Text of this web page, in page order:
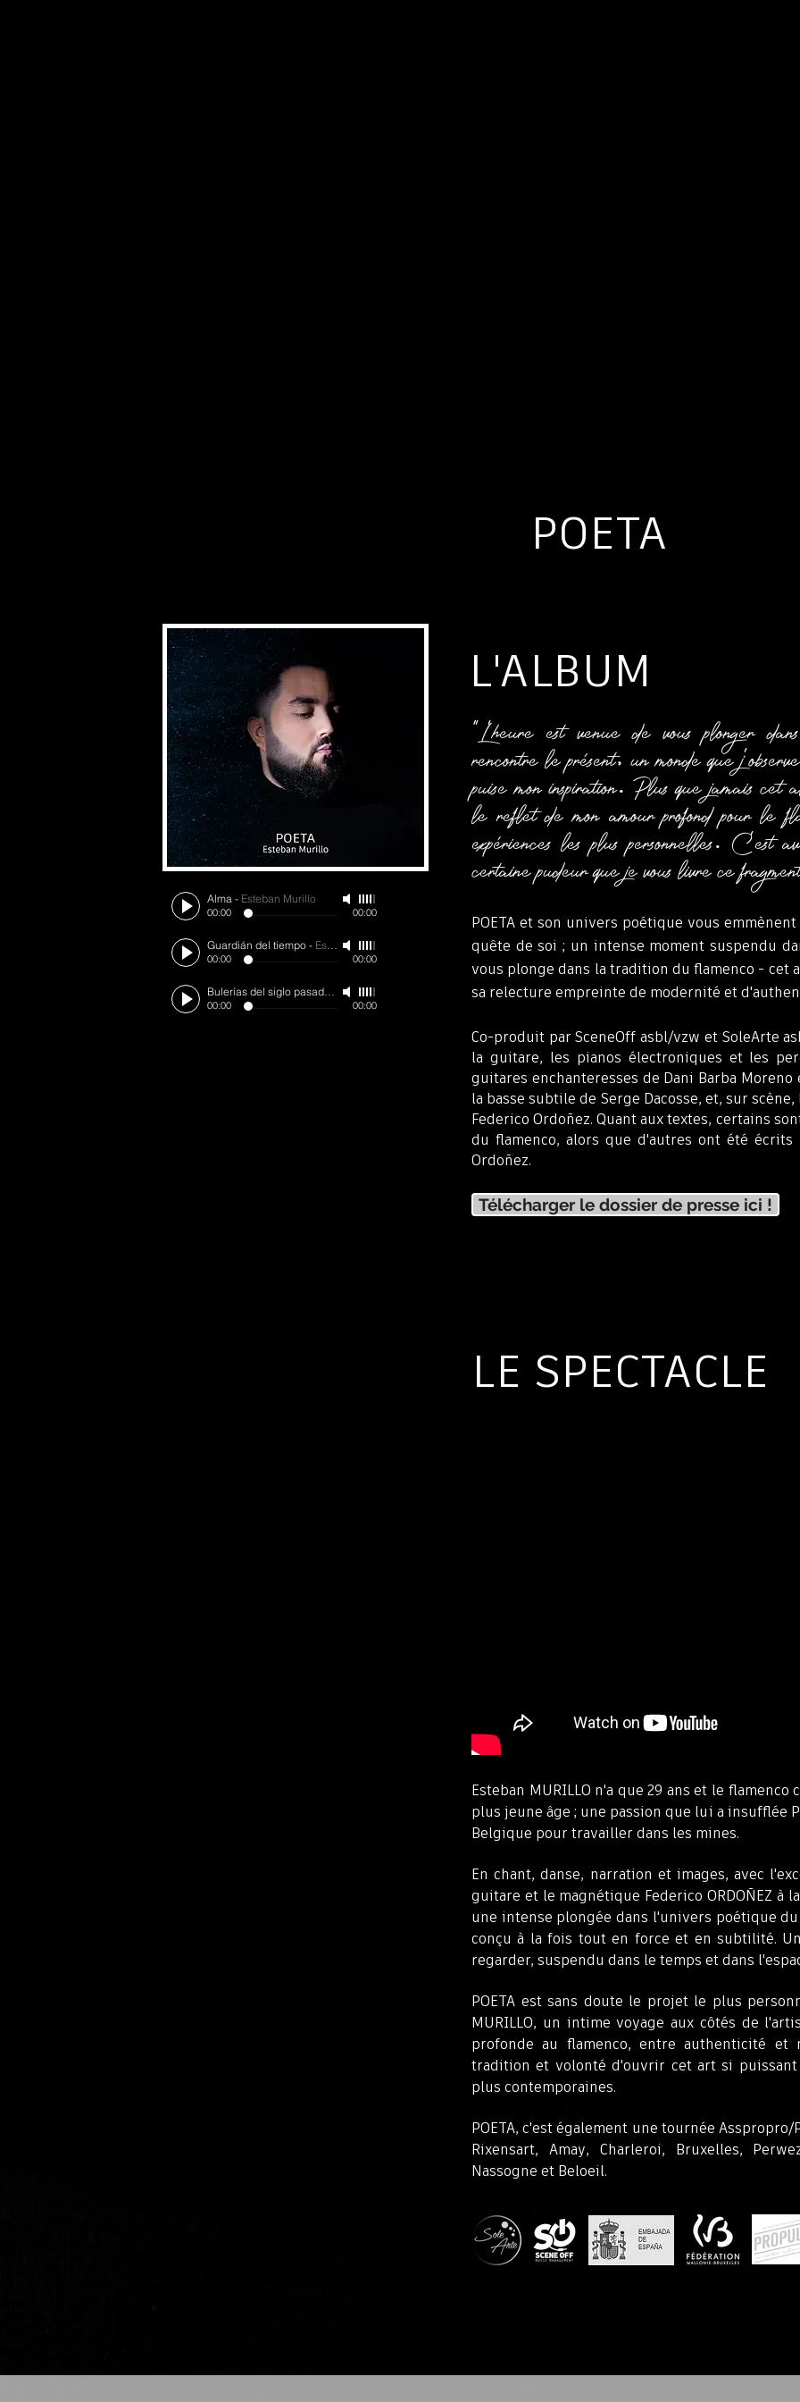
POETA
Alma - Esteban Murillo
00:00 00:00
Guardián del tiempo - Esteban Murillo
00:00 00:00
Bulerías del siglo pasado- Esteban Murillo
00:00 00:00
L'ALBUM
"L'heure est venue de vous plonger
rencontre leprésent, un monde que
puise mon inspiration. Plus que jamais cet
le reflet de mon amour profond pour le
expériences les plus personnelles. C'est
certaine pudeur que je vous livre ce
POETA et son univers poétique vous
quête de soi ; un intense moment suspendu
vous plonge dans la tradition du flamenco - cet
sa relecture empreinte de modernité et
Co-produit par SceneOff asbl/vzw et SoleArte
la guitare, les pianos électroniques et les
guitares enchanteresses de Dani Barba Moreno
la basse subtile de Serge Dacosse, et, sur
Federico Ordoñez. Quant aux textes, certains
du flamenco, alors que d'autres ont été écrits
Ordoñez.
Télécharger le dossier de presse ici !
LE SPECTACLE
Esteban MURILLO n'a que 29 ans et le
plus jeune âge ; une passion que lui a insufflée
Belgique pour travailler dans les mines.
En chant, danse, narration et images, avec
guitare et le magnétique Federico ORDOÑEZ à
une intense plongée dans l'univers poétique
conçu à la fois tout en force et en subtilité.
regarder, suspendu dans le temps et dans
​POETA est sans doute le projet le plus
MURILLO, un intime voyage aux côtés de
profonde au flamenco, entre authenticité et
tradition et volonté d'ouvrir cet art si
plus contemporaines.
POETA, c'est également une tournée
Rixensart, Amay, Charleroi, Bruxelles,
Nassogne et Beloeil.